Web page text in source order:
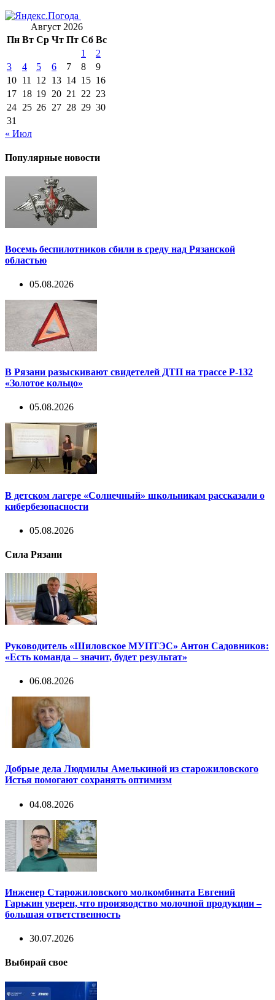
Август 2026
Пн Вт Ср Чт Пт Сб Вс
1
2
3
4 5 6 7 8
9
10 11 12 13 14 15 16
17 18 19 20 21 22 23
24 25 26 27 28 29 30
31
« Июл
Популярные новости
Восемь беспилотников сбили в среду над Рязанской
областью
05.08.2026
В Рязани разыскивают свидетелей ДТП на трассе Р-132
«Золотое кольцо»
05.08.2026
В детском лагере «Солнечный» школьникам рассказали о
кибербезопасности
05.08.2026
Сила Рязани
Руководитель «Шиловское МУПТЭС» Антон Садовников:
«Есть команда – значит, будет результат»
06.08.2026
Добрые дела Людмилы Амелькиной из старожиловского
Истья помогают сохранять оптимизм
04.08.2026
Инженер Старожиловского молкомбината Евгений
Гарькин уверен, что производство молочной продукции –
большая ответственность
30.07.2026
Выбирай свое